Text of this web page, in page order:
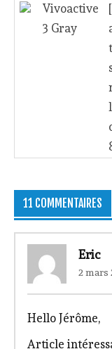
Vivoactive
3 Gray
11 COMMENTAIRES
Eric
2 mars
Hello Jérôme,
Article